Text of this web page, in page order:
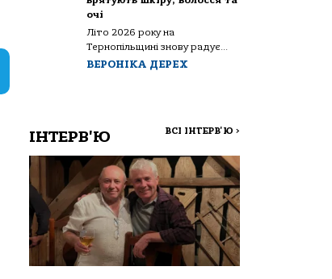
очі
Літо 2026 року на
Тернопільщині знову радує...
ВЕРОНІКА ДЕРЕХ
ІНТЕРВ'Ю ВСІ ІНТЕРВ'Ю >